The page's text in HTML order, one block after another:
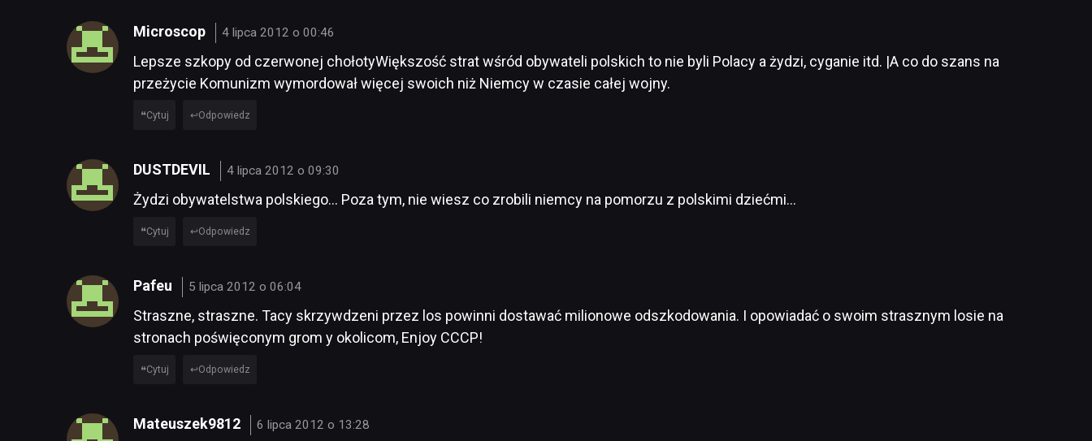
Microscop 4 lipca 2012 o 00:46
Lepsze szkopy od czerwonej chołotyWiększość strat wśród obywateli polskich to nie byli Polacy a żydzi, cyganie itd. |A co do szans na
przeżycie Komunizm wymordował więcej swoich niż Niemcy w czasie całej wojny.
Cytuj Odpowiedz
DUSTDEVIL 4 lipca 2012 o 09:30
Żydzi obywatelstwa polskiego… Poza tym, nie wiesz co zrobili niemcy na pomorzu z polskimi dziećmi…
Cytuj Odpowiedz
Pafeu 5 lipca 2012 o 06:04
Straszne, straszne. Tacy skrzywdzeni przez los powinni dostawać milionowe odszkodowania. I opowiadać o swoim strasznym losie na
stronach poświęconym grom y okolicom, Enjoy CCCP!
Cytuj Odpowiedz
Mateuszek9812 6 lipca 2012 o 13:28